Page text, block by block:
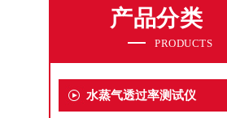
产品分类
PRODUCTS
水蒸气透过率测试仪